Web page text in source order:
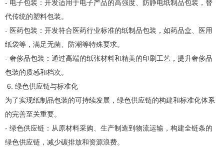
- 电子包装：开发适用于电子产品的高强度、防静电纸制品包装，替
代传统的塑料包装。
- 医药包装：开发符合医药行业标准的纸制品包装，如药品盒、医用
纸袋等，满足无菌、防潮等特殊要求。
- 奢侈品包装：通过高端的纸张材料和精美的印刷工艺，提升奢侈品
包装的质感和档次。
6. 绿色供应链与标准化
为了实现纸制品包装的可持续发展，绿色供应链的构建和标准化体系
的完善至关重要。
- 绿色供应链：从原材料采购、生产制造到物流运输，构建全链条的
绿色供应链，减少碳排放和资源浪费。